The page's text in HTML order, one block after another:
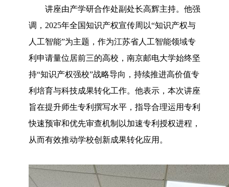
讲座由产学研合作处副处长高辉主持。他强
调，2025年全国知识产权宣传周以“知识产权与
人工智能”为主题，作为江苏省人工智能领域专
利申请量位居前三的高校，南京邮电大学始终坚
持“知识产权强校”战略导向，持续推进高价值专
利培育与科技成果转化工作。他表示，本次讲座
旨在提升师生专利撰写水平，指导合理运用专利
快速预审和优先审查机制以加速专利授权进程，
从而有效推动学校创新成果转化应用。